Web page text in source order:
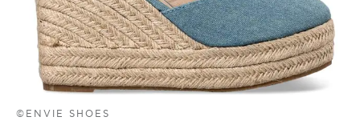
©ENVIE SHOES